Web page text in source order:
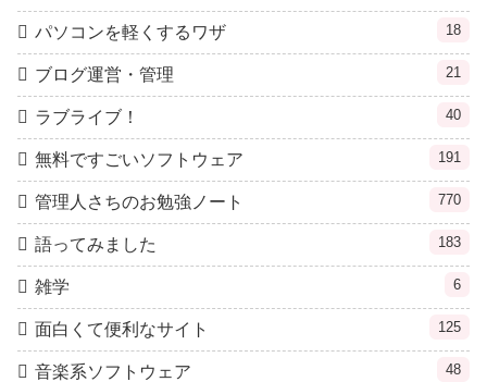
パソコンを軽くするワザ 18
ブログ運営・管理 21
ラブライブ！ 40
無料ですごいソフトウェア 191
管理人さちのお勉強ノート 770
語ってみました 183
雑学 6
面白くて便利なサイト 125
音楽系ソフトウェア 48